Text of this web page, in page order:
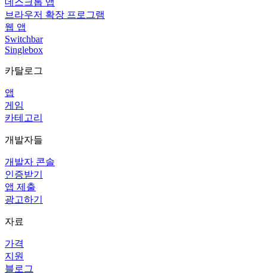
브라우저 확장 프로그램
웹 앱
Switchbar
Singlebox
카탈로그
앱
게임
카테고리
개발자들
개발자 콘솔
인증받기
앱 제출
광고하기
자료
가격
지원
블로그